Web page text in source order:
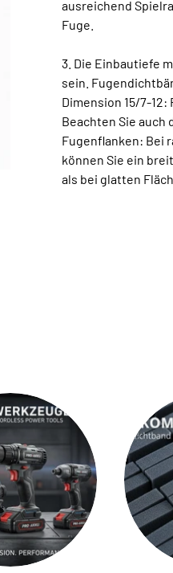
ausreichend
Fuge.
3. Die Einbautiefe
sein.
Dimension 15/7-12:
Beachten Sie
Fugenflanken: Bei
können Sie ein
als bei glatten